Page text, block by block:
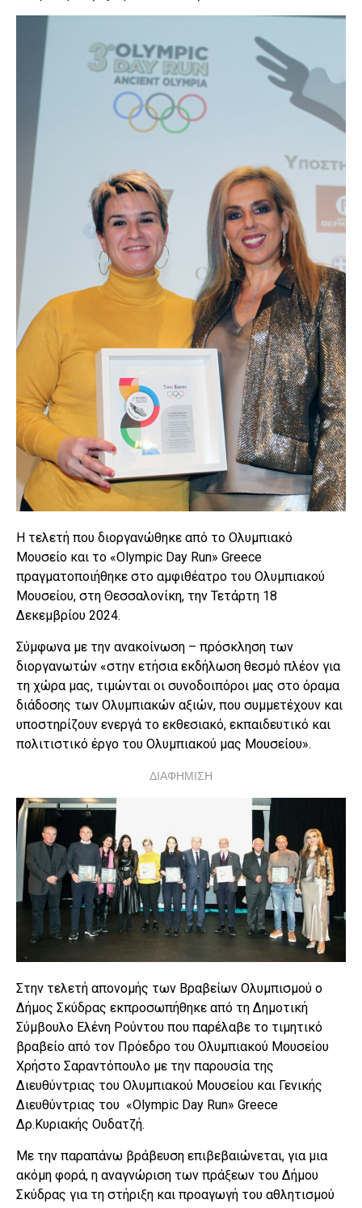
Η τελετή που διοργανώθηκε από το Ολυμπιακό
Μουσείο και το «Olympic Day Run» Greece
πραγματοποιήθηκε στο αμφιθέατρο του Ολυμπιακού
Μουσείου, στη Θεσσαλονίκη, την Τετάρτη 18
Δεκεμβρίου 2024.
Σύμφωνα με την ανακοίνωση – πρόσκληση των
διοργανωτών «στην ετήσια εκδήλωση θεσμό πλέον για
τη χώρα μας, τιμώνται οι συνοδοιπόροι μας στο όραμα
διάδοσης των Ολυμπιακών αξιών, που συμμετέχουν και
υποστηρίζουν ενεργά το εκθεσιακό, εκπαιδευτικό και
πολιτιστικό έργο του Ολυμπιακού μας Μουσείου».
ΔΙΑΦΗΜΙΣΗ
Στην τελετή απονομής των Βραβείων Ολυμπισμού ο
Δήμος Σκύδρας εκπροσωπήθηκε από τη Δημοτική
Σύμβουλο Ελένη Ρούντου που παρέλαβε το τιμητικό
βραβείο από τον Πρόεδρο του Ολυμπιακού Μουσείου
Χρήστο Σαραντόπουλο με την παρουσία της
Διευθύντριας του Ολυμπιακού Μουσείου και Γενικής
Διευθύντριας του «Olympic Day Run» Greece
Δρ.Κυριακής Ουδατζή.
Με την παραπάνω βράβευση επιβεβαιώνεται, για μια
ακόμη φορά, η αναγνώριση των πράξεων του Δήμου
Σκύδρας για τη στήριξη και προαγωγή του αθλητισμού